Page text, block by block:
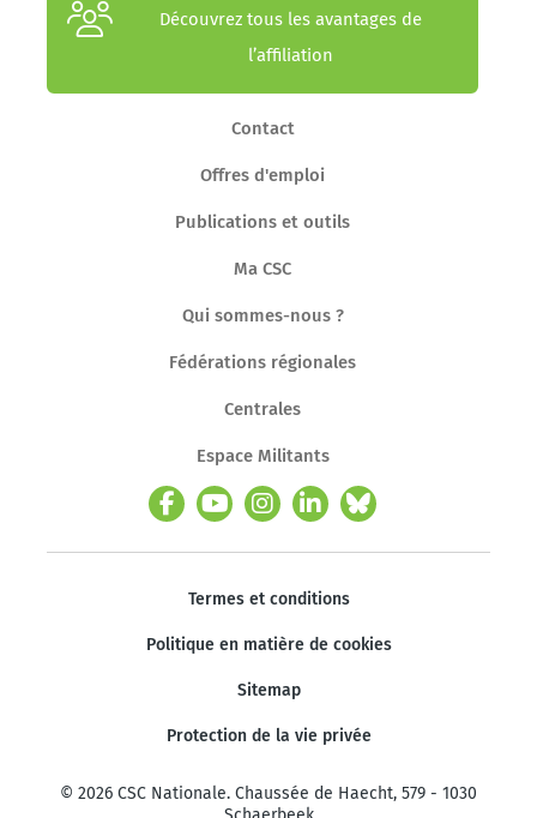
Découvrez tous les avantages de
l’affiliation
Contact
Offres d'emploi
Publications et outils
Ma CSC
Qui sommes-nous ?
Fédérations régionales
Centrales
Espace Militants
Termes et conditions
Politique en matière de cookies
Sitemap
Protection de la vie privée
© 2026 CSC Nationale. Chaussée de Haecht, 579 - 1030